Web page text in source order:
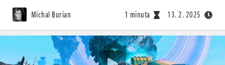
Michal Burian 1 minuta 13. 2. 2025